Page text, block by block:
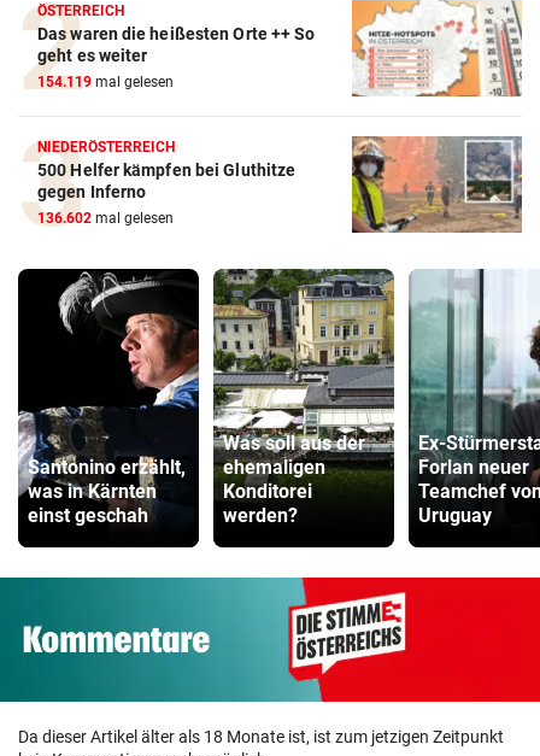
ÖSTERREICH
Das waren die heißesten Orte ++ So
geht es weiter
154.119 mal gelesen
NIEDERÖSTERREICH
500 Helfer kämpfen bei Gluthitze
gegen Inferno
136.602 mal gelesen
Santonino erzählt,
was in Kärnten
einst geschah
Was soll aus der
ehemaligen
Konditorei
werden?
Ex-
Forlan neuer
Teamchef
Uruguay
Da dieser Artikel älter als 18 Monate ist, ist zum jetzigen Zeitpunkt